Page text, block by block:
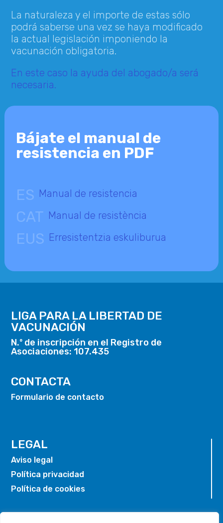
La naturaleza y el importe de estas sólo
podrá saberse una vez se haya modificado
la actual legislación imponiendo la
vacunación obligatoria.
En este caso la ayuda del abogado/a será
necesaria.
Bájate el manual de
resistencia en PDF
ES Manual de resistencia
CAT Manual de resistència
EUS Erresistentzia eskuliburua
LIGA PARA LA LIBERTAD DE
VACUNACIÓN
N.º de inscripción en el Registro de
Asociaciones: 107.435
CONTACTA
Formulario de contacto
LEGAL
Aviso legal
Política privacidad
Política de cookies